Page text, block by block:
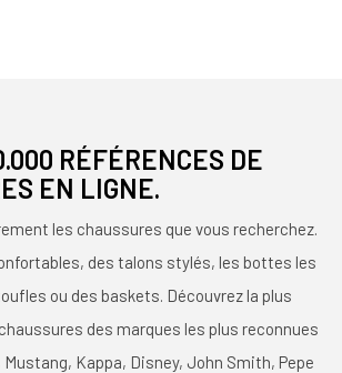
RÉFÉRENCES DE
EN LIGNE.
les chaussures que vous recherchez.
des talons stylés, les bottes les
ou des baskets. Découvrez la plus
des marques les plus reconnues
Kappa, Disney, John Smith, Pepe